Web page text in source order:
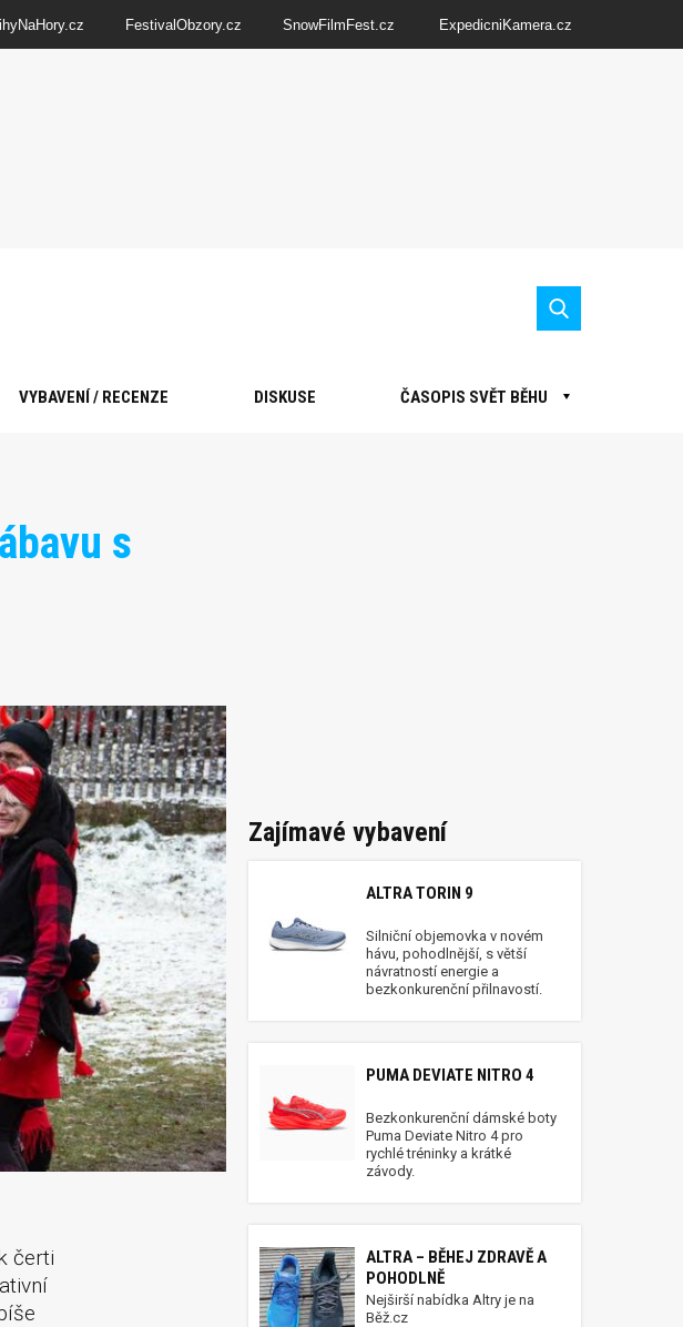
FestivalObzory.cz SnowFilmFest.cz ExpedicniKamera.cz
VYBAVENÍ / RECENZE DISKUSE ČASOPIS SVĚT BĚHU
s
čerti
Zajímavé vybavení
ALTRA TORIN 9
Silniční objemovka v novém
hávu, pohodlnější, s větší
návratností energie a
bezkonkurenční přilnavostí.
PUMA DEVIATE NITRO 4
Bezkonkurenční dámské boty
Puma Deviate Nitro 4 pro
rychlé tréninky a krátké
závody.
ALTRA – BĚHEJ ZDRAVĚ A
POHODLNĚ
Nejširší nabídka Altry je na
Běž.cz